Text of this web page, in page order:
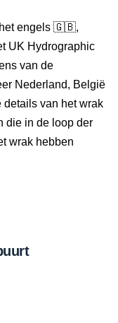
het engels 🇬🇧,
UK Hydrographic
van de
Nederland, België
details van het wrak
die in de loop der
wrak hebben